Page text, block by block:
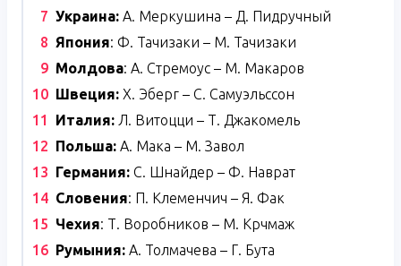
Украина: А. Меркушина – Д. Пидручный
Япония: Ф. Тачизаки – М. Тачизаки
Молдова: А. Стремоус – М. Макаров
Швеция: Х. Эберг – С. Самуэльссон
Италия: Л. Витоцци – Т. Джакомель
Польша: А. Мака – М. Завол
Германия: С. Шнайдер – Ф. Наврат
Словения: П. Клеменчич – Я. Фак
Чехия: Т. Воробников – М. Крчмаж
Румыния: А. Толмачева – Г. Бута